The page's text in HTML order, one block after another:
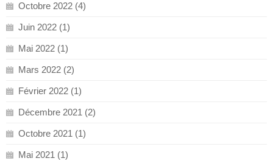
Octobre 2022 (4)
Juin 2022 (1)
Mai 2022 (1)
Mars 2022 (2)
Février 2022 (1)
Décembre 2021 (2)
Octobre 2021 (1)
Mai 2021 (1)